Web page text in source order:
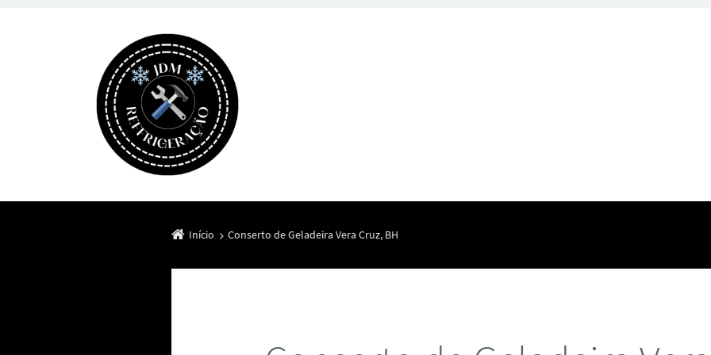
Início Conserto de Geladeira Vera Cruz, BH